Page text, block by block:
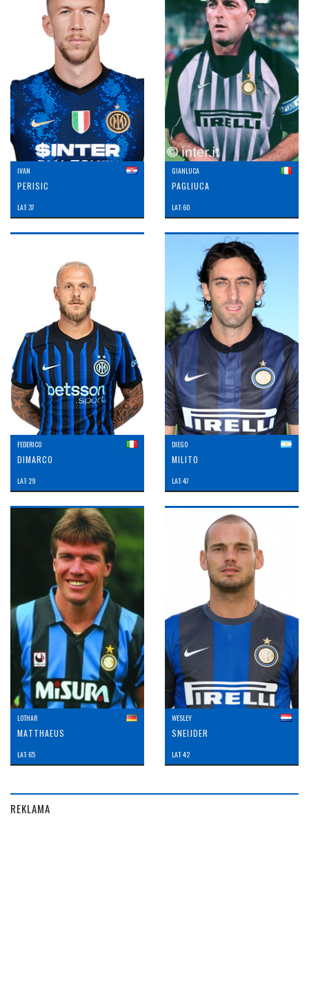
IVAN
PERISIC
LAT: 37
GIANLUCA
PAGLIUCA
LAT: 60
FEDERICO
DIMARCO
LAT: 29
DIEGO
MILITO
LAT: 47
LOTHAR
MATTHAEUS
LAT: 65
WESLEY
SNEIJDER
LAT: 42
REKLAMA